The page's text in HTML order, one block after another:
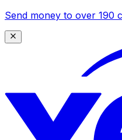
Send money to over 190